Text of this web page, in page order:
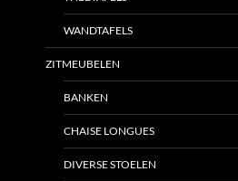
WANDTAFELS
ZITMEUBELEN
BANKEN
CHAISE LONGUES
DIVERSE STOELEN